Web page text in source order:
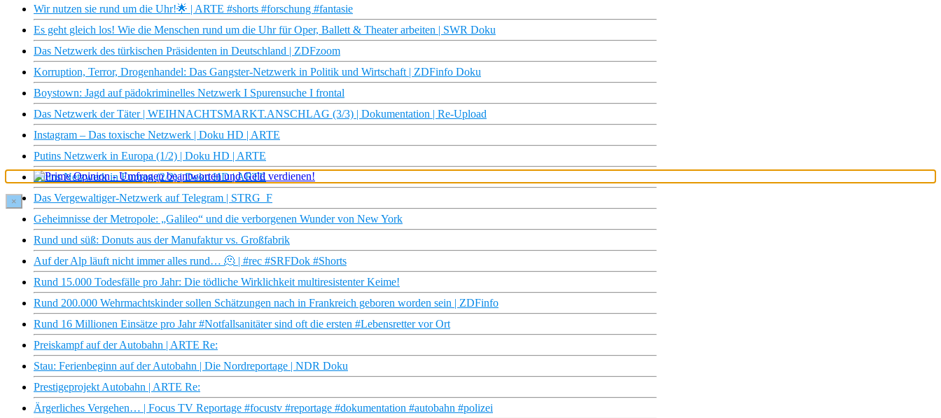
Wir nutzen sie rund um die Uhr!🌟 | ARTE #shorts #forschung #fantasie
Es geht gleich los! Wie die Menschen rund um die Uhr für Oper, Ballett & Theater arbeiten | SWR Doku
Das Netzwerk des türkischen Präsidenten in Deutschland | ZDFzoom
Korruption, Terror, Drogenhandel: Das Gangster-Netzwerk in Politik und Wirtschaft | ZDFinfo Doku
Boystown: Jagd auf pädokriminelles Netzwerk I Spurensuche I frontal
Das Netzwerk der Täter | WEIHNACHTSMARKT.ANSCHLAG (3/3) | Dokumentation | Re-Upload
Instagram – Das toxische Netzwerk | Doku HD | ARTE
Putins Netzwerk in Europa (1/2) | Doku HD | ARTE
Putins Netzwerk in Europa (2/2) | Doku HD | ARTE
Das Vergewaltiger-Netzwerk auf Telegram | STRG_F
Geheimnisse der Metropole: „Galileo“ und die verborgenen Wunder von New York
Rund und süß: Donuts aus der Manufaktur vs. Großfabrik
Auf der Alp läuft nicht immer alles rund… 🫠 | #rec #SRFDok #Shorts
Rund 15.000 Todesfälle pro Jahr: Die tödliche Wirklichkeit multiresistenter Keime!
Rund 200.000 Wehrmachtskinder sollen Schätzungen nach in Frankreich geboren worden sein | ZDFinfo
Rund 16 Millionen Einsätze pro Jahr #Notfallsanitäter sind oft die ersten #Lebensretter vor Ort
Preiskampf auf der Autobahn | ARTE Re:
Stau: Ferienbeginn auf der Autobahn | Die Nordreportage | NDR Doku
Prestigeprojekt Autobahn | ARTE Re:
Ärgerliches Vergehen… | Focus TV Reportage #focustv #reportage #dokumentation #autobahn #polizei
×